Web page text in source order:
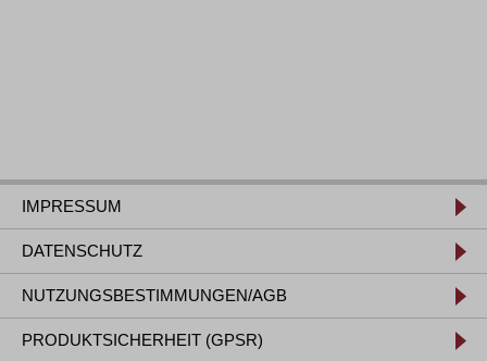
IMPRESSUM
DATENSCHUTZ
NUTZUNGSBESTIMMUNGEN/AGB
PRODUKTSICHERHEIT (GPSR)